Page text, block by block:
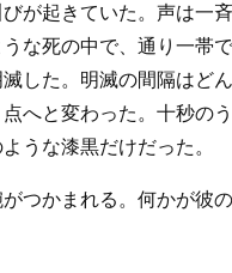
が起きていた。声は一
な死の中で、通り一帯
した。明滅の間隔はど
へと変わった。十秒の
うな漆黒だけだった。
つかまれる。何かが彼